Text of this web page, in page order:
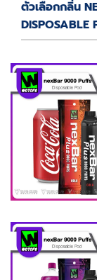
ตัวเลือกกลิ่น
DISPOSABLE